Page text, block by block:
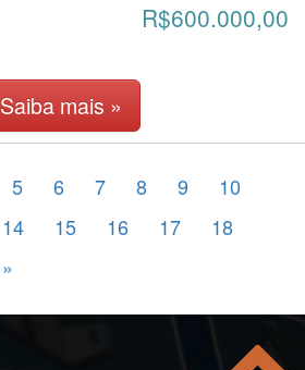
R$600.000,00
Saiba mais »
5 6 7 8 9
10
14 15 16 17
18
»